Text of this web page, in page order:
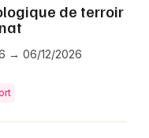
de terroir
→ 06/12/2026